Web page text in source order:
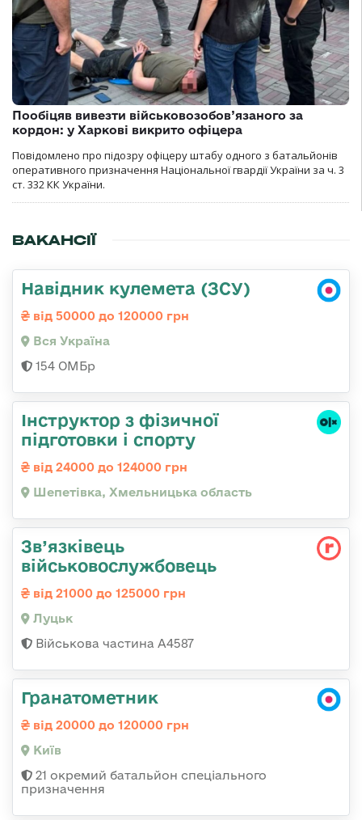
Пообіцяв вивезти військовозобов’язаного за
кордон: у Харкові викрито офіцера
Повідомлено про підозру офіцеру штабу одного з батальйонів
оперативного призначення Національної гвардії України за ч. 3
ст. 332 КК України.
ВАКАНСІЇ
Навідник кулемета (ЗСУ)
від 50000 до 120000 грн
Вся Україна
154 ОМБр
Інструктор з фізичної
підготовки і спорту
від 24000 до 124000 грн
Шепетівка, Хмельницька область
Зв’язківець
військовослужбовець
від 21000 до 125000 грн
Луцьк
Військова частина А4587
Гранатометник
від 20000 до 120000 грн
Київ
21 окремий батальйон спеціального
призначення